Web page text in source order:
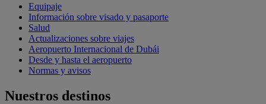
Equipaje
Información sobre visado y pasaporte
Salud
Actualizaciones sobre viajes
Aeropuerto Internacional de Dubái
Desde y hasta el aeropuerto
Normas y avisos
Nuestros destinos